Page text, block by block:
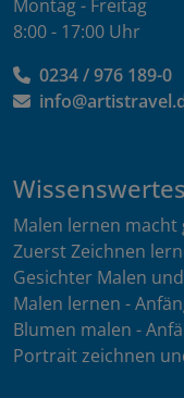
Montag - Freitag
8:00 - 17:00 Uhr
0234 / 976 189-0
Wissenswertes
Malen lernen macht
Zuerst Zeichnen
Gesichter Malen
Malen lernen -
Blumen malen -
Portrait zeichnen